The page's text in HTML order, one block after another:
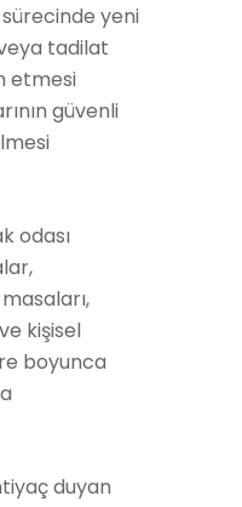
yeni
tadilat
etmesi
güvenli
odası
kişisel
boyunca
duyan